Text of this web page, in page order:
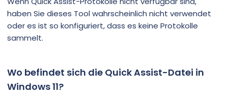
haben Sie dieses Tool wahrscheinlich nicht verwendet
oder es ist so konfiguriert, dass es keine Protokolle
sammelt.
Wo befindet sich die Quick Assist-Datei in
Windows 11?